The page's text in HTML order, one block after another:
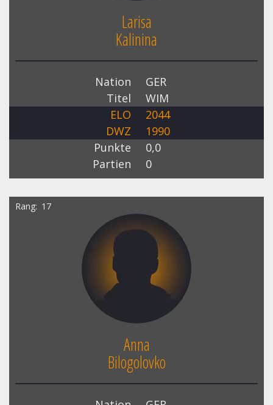
Larisa
Kalinina
Nation
GER
Titel
WIM
ELO
2044
DWZ
1990
Punkte
0,0
Partien
0
Rang 17
Anna
Bilogolovko